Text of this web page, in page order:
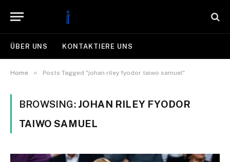
ÜBER UNS KONTAKTIERE UNS
Home » Posts Tagged "johan riley fyodor taiwo samuel"
BROWSING: JOHAN RILEY FYODOR
TAIWO SAMUEL